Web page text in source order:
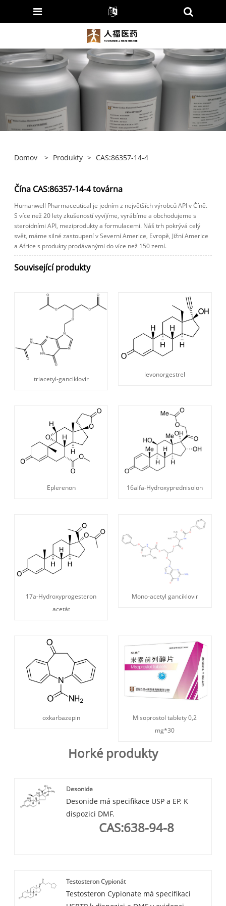
Domov > Produkty > CAS:86357-14-4
Čína CAS:86357-14-4 továrna
Humanwell Pharmaceutical je jedním z největších výrobců API v Číně.
S více než 20 lety zkušeností vyvíjíme, vyrábíme a obchodujeme s
steroidními API, meziprodukty a formulacemi. Náš trh pokrývá celý
svět, máme silné zastoupení v Severní Americe, Evropě, Jižní Americe
a Africe s produkty prodávanými do více než 150 zemí.
Související produkty
triacetyl-ganciklovir
levonorgestrel
Eplerenon 16alfa-Hydroxyprednisolon
17a-Hydroxyprogesteron
acetát
Mono-acetyl ganciklovir
oxkarbazepin
Misoprostol tablety 0,2
mg*30
Horké produkty
Desonide
Desonide má specifikace USP a EP. K
dispozici DMF.
CAS:638-94-8
Testosteron Cypionát
Testosteron Cypionate má specifikaci